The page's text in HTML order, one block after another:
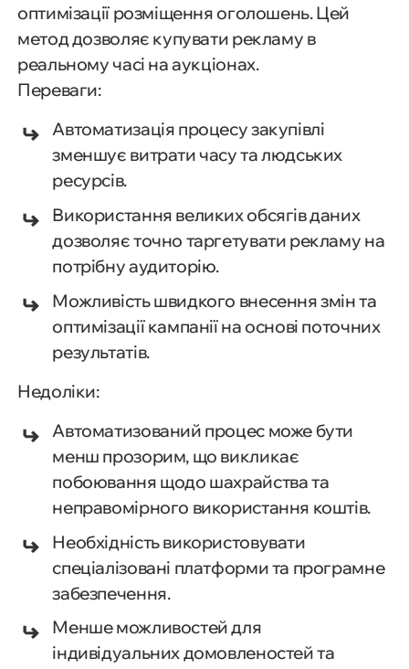
оптимізації розміщення оголошень. Цей
метод дозволяє купувати рекламу в
реальному часі на аукціонах.
Переваги:
Автоматизація процесу закупівлі
зменшує витрати часу та людських
ресурсів.
Використання великих обсягів даних
дозволяє точно таргетувати рекламу на
потрібну аудиторію.
Можливість швидкого внесення змін та
оптимізації кампанії на основі поточних
результатів.
Недоліки:
Автоматизований процес може бути
менш прозорим, що викликає
побоювання щодо шахрайства та
неправомірного використання коштів.
Необхідність використовувати
спеціалізовані платформи та програмне
забезпечення.
Менше можливостей для
індивідуальних домовленостей та